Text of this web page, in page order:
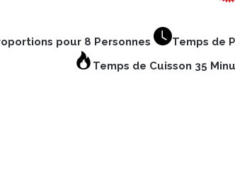
pour 8 Personnes
Temps de
Temps de Cuisson 35